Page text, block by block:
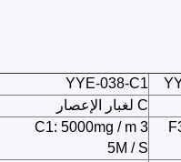
YYE-038-C1
C لغبار الإعصار
C1: 5000mg / m 3
5M / S